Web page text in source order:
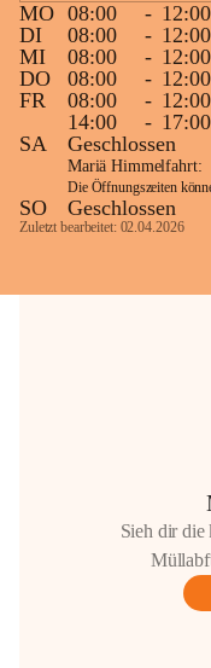
MO 08:00 - 12:00
DI
08:00 - 12:00
MI
08:00 - 12:00
DO
08:00 - 12:00
FR
08:00 - 12:00
14:00
- 17:00
SA
Geschlossen
Mariä Himmelfahrt:
Die Öffnungszeiten
SO Geschlossen
Zuletzt bearbeitet: 02.04.2026
Sieh dir die